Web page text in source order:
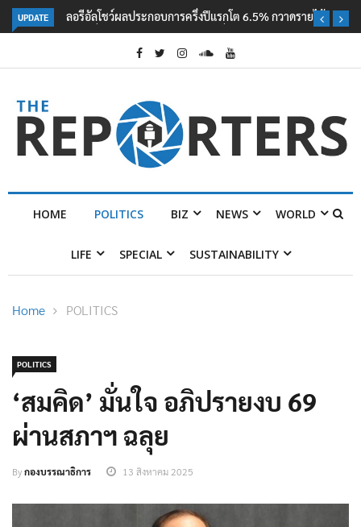
UPDATE
ลอรีอัลโชว์ผลประกอบการครึ่งปีแรกโต 6.5% กวาดรายได้ 2.3 หมื่นล้านยูโร
คว้าไลเซนส์ ‘กุชชี่’ 50 ปี พร้อมส่ง 4 แบรนด์ใหม่บุกตลาดไทย
POLITICS BIZ NEWS WORLD
POLITICS
‘สมคิด’ มั่นใจ อภิปรายงบ 69
ผ่านสภาฯ ฉลุย
Byกองบรรณาธิการ 13 สิงหาคม 2025